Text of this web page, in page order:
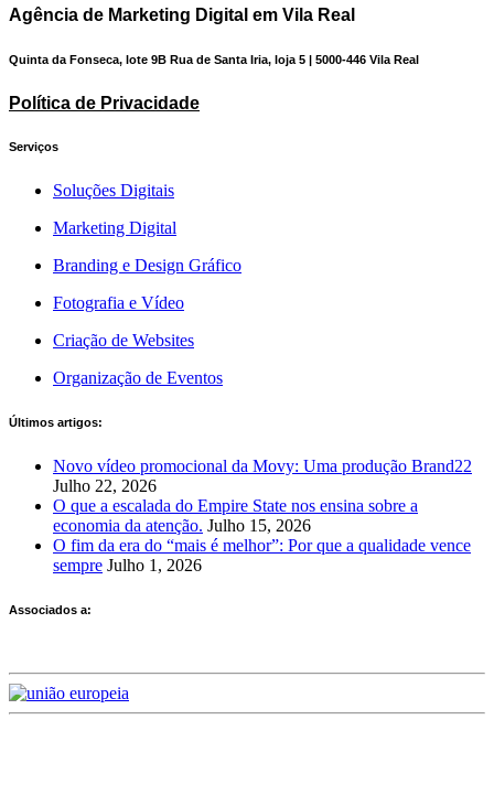
Agência de Marketing Digital em Vila Real
Quinta da Fonseca, lote 9B Rua de Santa Iria, loja 5 | 5000-446 Vila Real
Política de Privacidade
Serviços
Soluções Digitais
Marketing Digital
Branding e Design Gráfico
Fotografia e Vídeo
Criação de Websites
Organização de Eventos
Últimos artigos:
Novo vídeo promocional da Movy: Uma produção Brand22
Julho 22, 2026
O que a escalada do Empire State nos ensina sobre a
economia da atenção. Julho 15, 2026
O fim da era do “mais é melhor”: Por que a qualidade vence
sempre Julho 1, 2026
Associados a: